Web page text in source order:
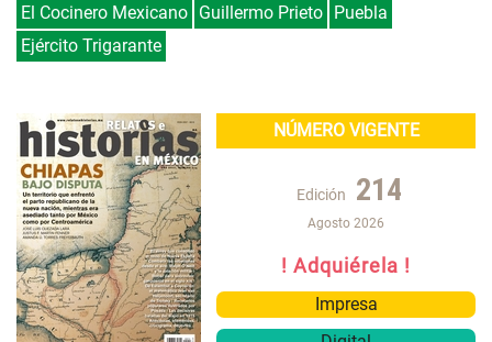
El Cocinero Mexicano Guillermo Prieto Puebla
Ejército Trigarante
NÚMERO VIGENTE
Edición 214
Agosto 2026
! Adquiérela !
Impresa